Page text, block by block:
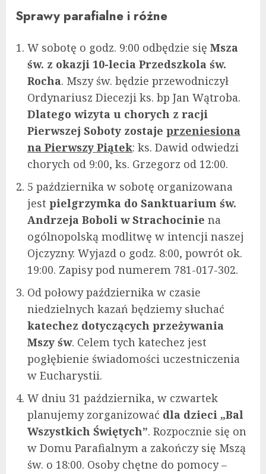
Sprawy parafialne i różne
W sobotę o godz. 9:00 odbędzie się Msza
św. z okazji 10-lecia Przedszkola św.
Rocha. Mszy św. będzie przewodniczył
Ordynariusz Diecezji ks. bp Jan Wątroba.
Dlatego wizyta u chorych z racji
Pierwszej Soboty zostaje przeniesiona
na Pierwszy Piątek: ks. Dawid odwiedzi
chorych od 9:00, ks. Grzegorz od 12:00.
5 października w sobotę organizowana
jest pielgrzymka do Sanktuarium św.
Andrzeja Boboli w Strachocinie na
ogólnopolską modlitwę w intencji naszej
Ojczyzny. Wyjazd o godz. 8:00, powrót ok.
19:00. Zapisy pod numerem 781-017-302.
Od połowy października w czasie
niedzielnych kazań będziemy słuchać
katechez dotyczących przeżywania
Mszy św. Celem tych katechez jest
pogłębienie świadomości uczestniczenia
w Eucharystii.
W dniu 31 października, w czwartek
planujemy zorganizować dla dzieci „Bal
Wszystkich Świętych”. Rozpocznie się on
w Domu Parafialnym a zakończy się Mszą
św. o 18:00. Osoby chętne do pomocy –